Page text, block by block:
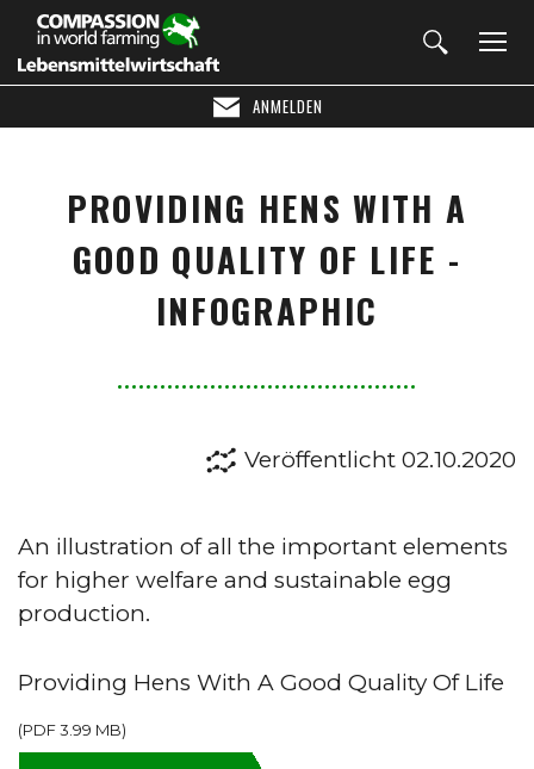
ANMELDEN
PROVIDING HENS WITH A
GOOD QUALITY OF LIFE -
INFOGRAPHIC
Veröffentlicht 02.10.2020
An illustration of all the important elements
for higher welfare and sustainable egg
production.
Providing Hens With A Good Quality Of Life
(PDF3.99 MB)